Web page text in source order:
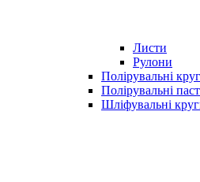
Листи
Рулони
Полірувальні
Полірувальні
Шліфувальні